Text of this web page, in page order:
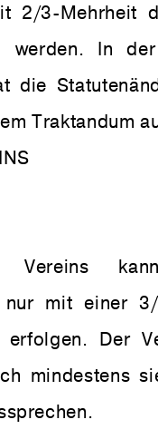
2/3-Mehrheit
werden. In
die
Traktandum
Vereins
nur mit einer
erfolgen. Der
mindestens